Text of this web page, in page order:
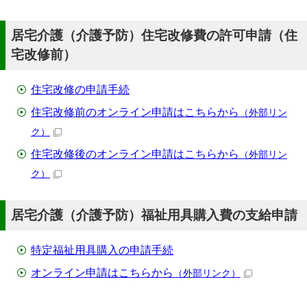
居宅介護（介護予防）住宅改修費の許可申請（住
宅改修前）
住宅改修の申請手続
住宅改修前のオンライン申請はこちらから
（外部リン
ク）
住宅改修後のオンライン申請はこちらから
（外部リン
ク）
居宅介護（介護予防）福祉用具購入費の支給申請
特定福祉用具購入の申請手続
オンライン申請はこちらから
（外部リンク）